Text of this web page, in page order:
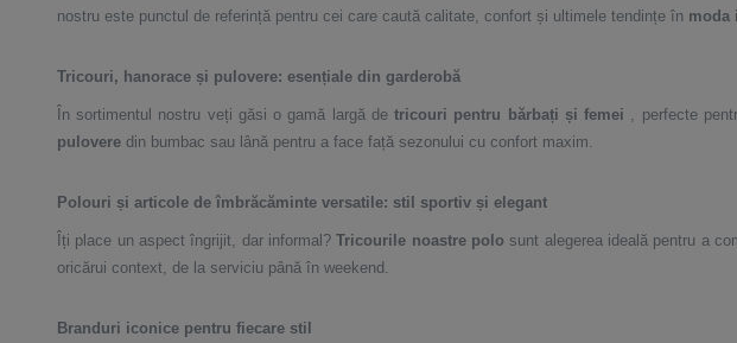
nostru este punctul de referință pentru cei care caută calitate, confort și ultimele tendințe în moda
Tricouri, hanorace și pulovere: esențiale din garderobă
În sortimentul nostru veți găsi o gamă largă detricouri pentru bărbați și femei , perfecte
pulovere din bumbac sau lână pentru a face față sezonului cu confort maxim.
Polouri și articole de îmbrăcăminte versatile: stil sportiv și elegant
Îți place un aspect îngrijit, dar informal?Tricourile noastre polo sunt alegerea ideală pentru a
oricărui context, de la serviciu până în weekend.
Branduri iconice pentru fiecare stil